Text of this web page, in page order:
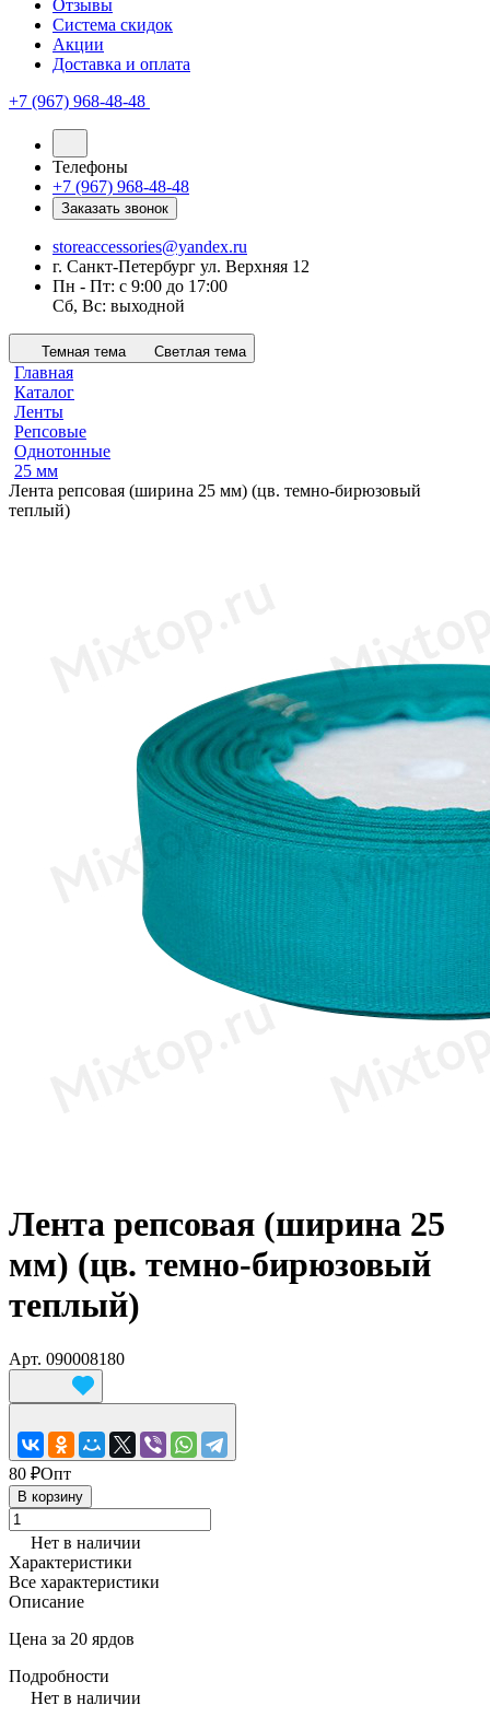
Отзывы
Система скидок
Акции
Доставка и оплата
+7 (967) 968-48-48
Телефоны
+7 (967) 968-48-48
Заказать звонок
storeaccessories@yandex.ru
г. Санкт-Петербург ул. Верхняя 12
Пн - Пт: с 9:00 до 17:00
Сб, Вс: выходной
Темная тема Светлая тема
Главная
Каталог
Ленты
Репсовые
Однотонные
25 мм
Лента репсовая (ширина 25 мм) (цв. темно-бирюзовый
теплый)
Лента репсовая (ширина 25
мм) (цв. темно-бирюзовый
теплый)
Арт. 090008180
80 ₽Опт
В корзину
Нет в наличии
Характеристики
Все характеристики
Описание
Цена за 20 ярдов
Подробности
Нет в наличии